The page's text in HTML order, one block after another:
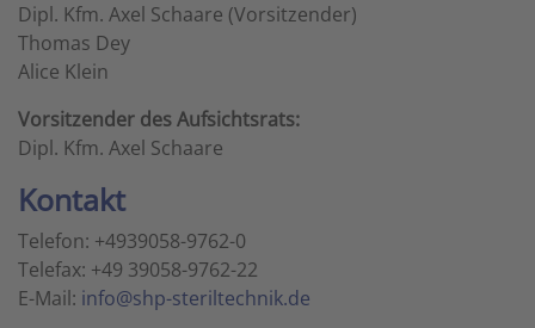
Dipl. Kfm. Axel Schaare (Vorsitzender)
Thomas Dey
Alice Klein
Vorsitzender des Aufsichtsrats:
Dipl. Kfm. Axel Schaare
Kontakt
Telefon: +4939058-9762-0
Telefax: +49 39058-9762-22
E-Mail: info@shp-steriltechnik.de